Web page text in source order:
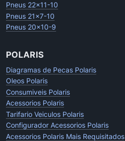
Pneus 22x11-10
Pneus 21x7-10
Pneus 20x10-9
POLARIS
Diagramas de Pecas Polaris
Oleos Polaris
Consumiveis Polaris
Acessorios Polaris
Tarifario Veiculos Polaris
Configurador Acessorios Polaris
Acessorios Polaris Mais Requisitados